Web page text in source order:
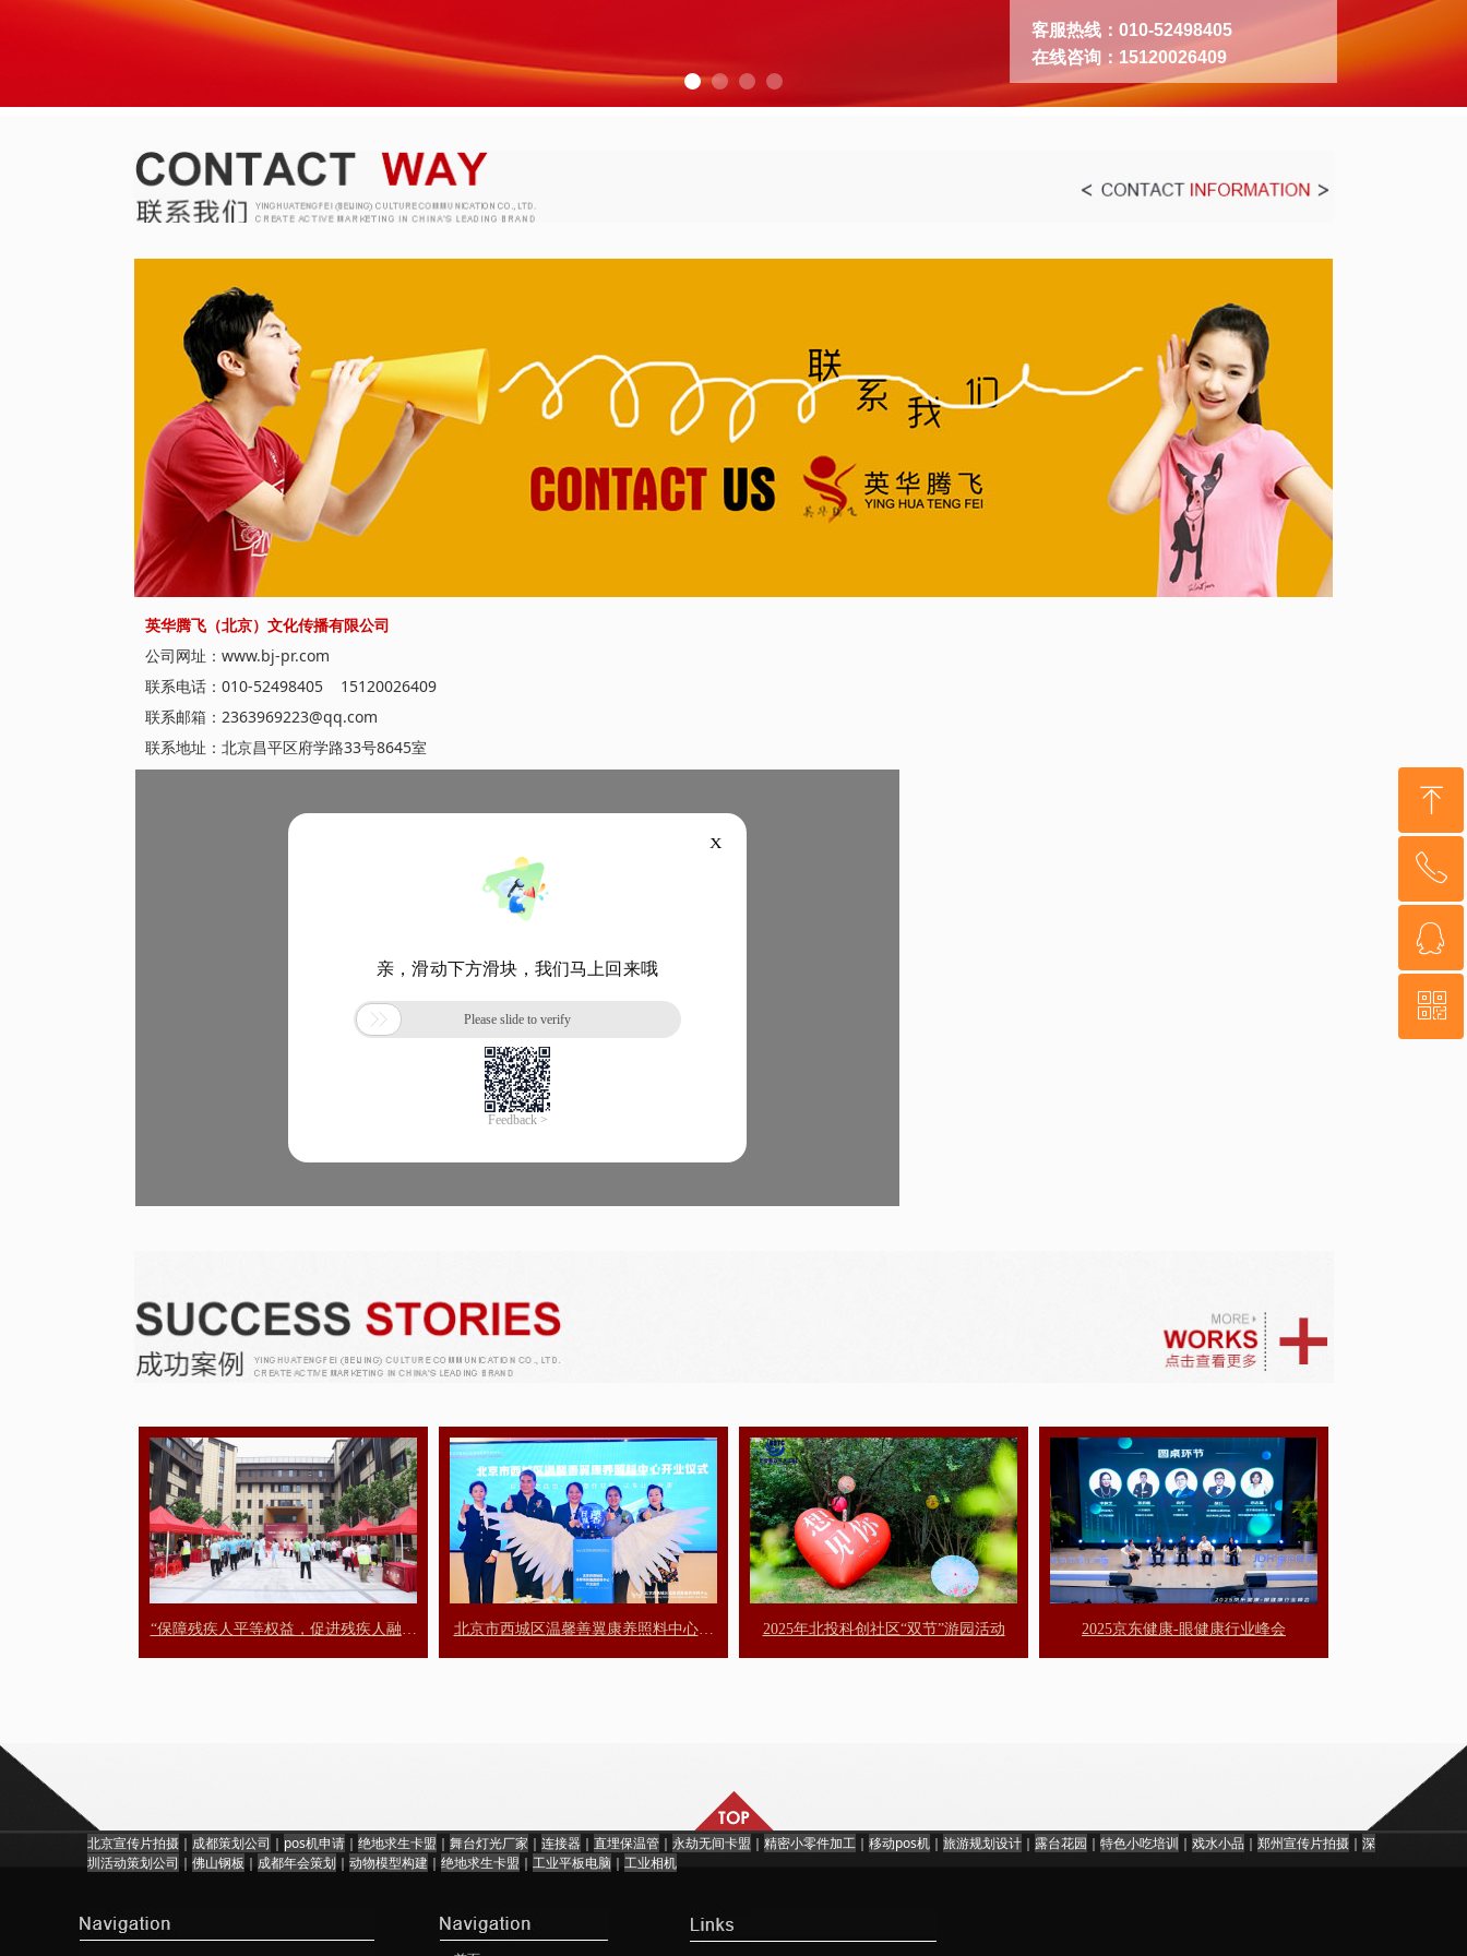
客服热线：010-52498405
在线咨询：15120026409
英华腾飞（北京）文化传播有限公司
公司网址：www.bj-pr.com
联系电话：010-52498405 15120026409
联系邮箱：2363969223@qq.com
联系地址：北京昌平区府学路33号8645室
“保障残疾人平等权益，促进残疾人融合 北京市西城区温馨善翼康养照料中心开 2025年北投科创社区“双节”游园活动 2025京东健康-眼健康行业峰会
北京宣传片拍摄 ｜ 成都策划公司 ｜ pos机申请 ｜ 绝地求生卡盟 ｜ 舞台灯光厂家 ｜ 连接器 ｜ 直埋保温管 ｜ 永劫无间卡盟 ｜ 精密小零件加工 ｜ 移动pos机 ｜ 旅游规划设计 ｜ 露台花园 ｜ 特色小吃培训 ｜ 戏水小品 ｜ 郑州宣传片拍摄 ｜ 深
圳活动策划公司 ｜ 佛山钢板 ｜ 成都年会策划 ｜ 动物模型构建 ｜ 绝地求生卡盟 ｜ 工业平板电脑 ｜ 工业相机
ꁸ
回到顶部
ꂅ
15120026409
ꁗ
QQ客服
ꀥ